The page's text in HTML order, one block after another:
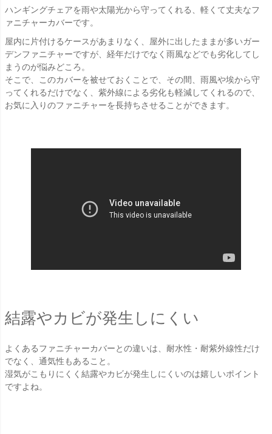
ハンギングチェアを雨や太陽光から守ってくれる、軽くて丈夫なフ
ァニチャーカバーです。
屋内に片付けるケースがあまりなく、屋外に出したままが多いガー
デンファニチャーですが、経年だけでなく雨風などでも劣化してし
まうのが悩みどころ。
そこで、このカバーを被せておくことで、その間、雨風や埃から守
ってくれるだけでなく、紫外線による劣化も軽減してくれるので、
お気に入りのファニチャーを長持ちさせることができます。
結露やカビが発生しにくい
よくあるファニチャーカバーとの違いは、耐水性・耐紫外線性だけ
でなく、通気性もあること。
湿気がこもりにくく結露やカビが発生しにくいのは嬉しいポイント
ですよね。